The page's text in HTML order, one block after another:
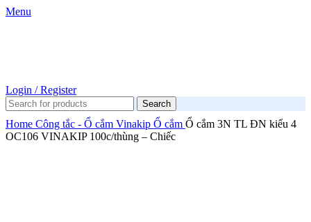
Menu
Login / Register
Search
Home Công tắc - Ổ cắm Vinakip Ổ cắm Ổ cắm 3N TL ĐN kiểu 4
OC106 VINAKIP 100c/thùng – Chiếc